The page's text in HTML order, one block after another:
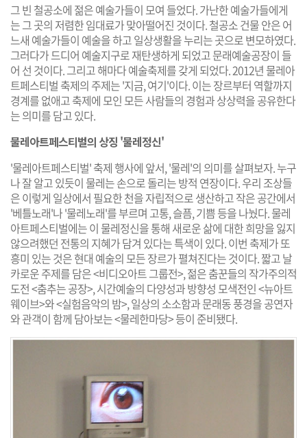
그 빈 철공소에 젊은 예술가들이 모여 들었다. 가난한 예술가들에게
는 그 곳의 저렴한 임대료가 맞아떨어진 것이다. 철공소 건물 안은 어
느새 예술가들이 예술을 하고 일상생활을 누리는 곳으로 변모하였다.
그러다가 드디어 예술지구로 재탄생하게 되었고 문래예술공장이 들
어 선 것이다. 그리고 해마다 예술축제를 갖게 되었다. 2012년 물레아
트페스티벌 축제의 주제는 '지금, 여기'이다. 이는 장르부터 역할까지
경계를 없애고 축제에 모인 모든 사람들의 경험과 상상력을 공유한다
는 의미를 담고 있다.
물레아트페스티벌의 상징 '물레정신'
'물레아트페스티벌' 축제 행사에 앞서, '물레'의 의미를 살펴보자. 누구
나 잘 알고 있듯이 물레는 손으로 돌리는 방적 연장이다. 우리 조상들
은 이렇게 일상에서 필요한 천을 자립적으로 생산하고 작은 공간에서
'베틀노래'나 '물레노래'를 부르며 고통, 슬픔, 기쁨 등을 나눴다. 물레
아트페스티벌에는 이 물레정신을 통해 새로운 삶에 대한 희망을 잃지
않으려했던 전통의 지혜가 담겨 있다는 특색이 있다. 이번 축제가 또
흥미 있는 것은 현대 예술의 모든 장르가 펼쳐진다는 것이다. 짧고 날
카로운 주제를 담은 <비디오아트 그룹전>, 젊은 춤꾼들의 작가주의적
도전 <춤추는 공장>, 시간예술의 다양성과 방향성 모색전인 <뉴아트
웨이브>와 <실험음악의 밤>, 일상의 소소함과 문래동 풍경을 공연자
와 관객이 함께 담아보는 <물레한마당> 등이 준비됐다.